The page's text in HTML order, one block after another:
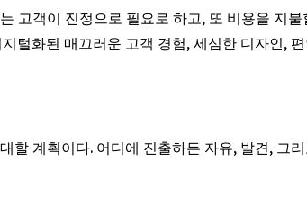
고객이 진정으로 필요로 하고, 또 비용을 지불
털화된 매끄러운 고객 경험, 세심한 디자인,
계획이다. 어디에 진출하든 자유, 발견, 그